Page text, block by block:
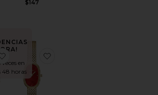
$147
RAYSPAVE
veces en
48 horas
favoritoPENDIENTES DE TACHUELA OVAL